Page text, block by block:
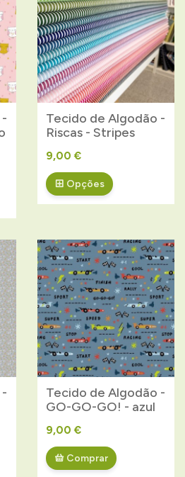
Tecido de Algodão -
Riscas - Stripes
9,00 €
Opções
Tecido de Algodão -
GO-GO-GO! - azul
9,00 €
Comprar